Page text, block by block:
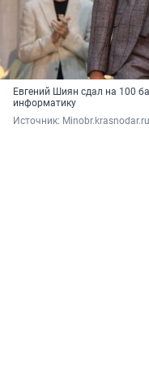
Евгений Шиян сдал на 100
информатику
Источник: Minobr.krasnodar.ru